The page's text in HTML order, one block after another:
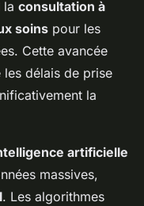
la consultation à
soins pour les
Cette avancée
délais de prise
la
artificielle
massives,
. Les algorithmes